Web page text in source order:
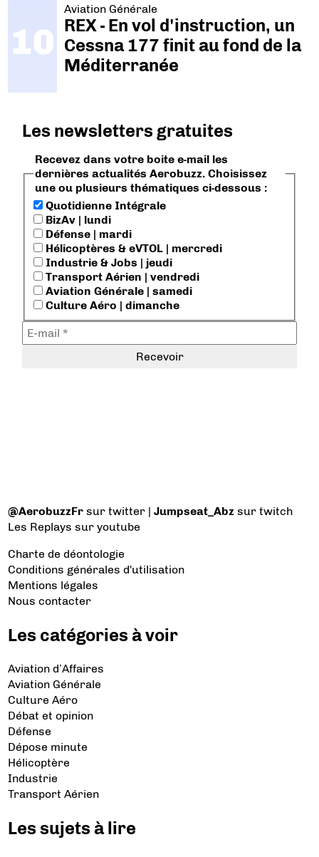
Aviation Générale
REX - En vol d'instruction, un
Cessna 177 finit au fond de la
Méditerranée
Les newsletters gratuites
Recevez dans votre boite e-mail les
dernières actualités Aerobuzz. Choisissez
une ou plusieurs thématiques ci-dessous :
Quotidienne Intégrale
BizAv | lundi
Défense | mardi
Hélicoptères & eVTOL | mercredi
Industrie & Jobs | jeudi
Transport Aérien | vendredi
Aviation Générale | samedi
Culture Aéro | dimanche
@AerobuzzFr sur twitter |Jumpseat_Abz sur twitch
Les Replays sur youtube
Charte de déontologie
Conditions générales d'utilisation
Mentions légales
Nous contacter
Les catégories à voir
Aviation d’Affaires
Aviation Générale
Culture Aéro
Débat et opinion
Défense
Dépose minute
Hélicoptère
Industrie
Transport Aérien
Les sujets à lire